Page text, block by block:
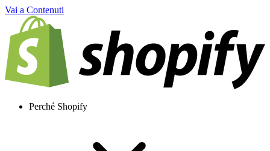
Vai a Contenuti
Perché Shopify